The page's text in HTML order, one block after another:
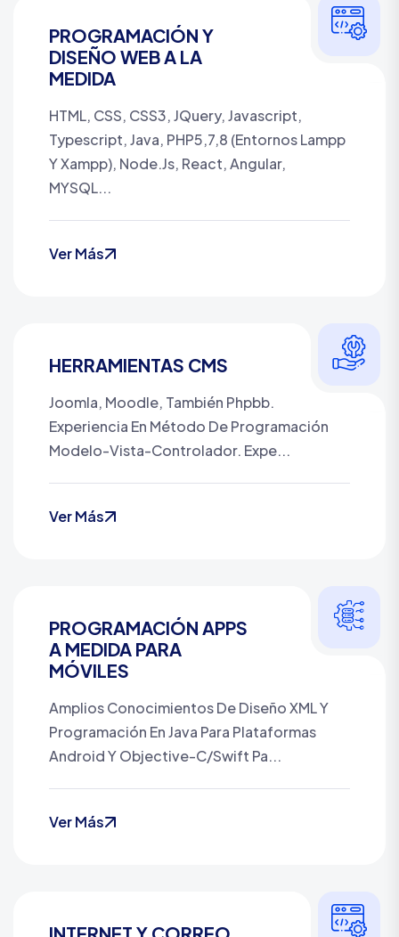
PROGRAMACIÓN Y
DISEÑO WEB A LA
MEDIDA
HTML, CSS, CSS3, JQuery, Javascript,
Typescript, Java, PHP5,7,8 (entornos Lampp
Y Xampp), Node.js, React, Angular,
MYSQL...
Ver Más
HERRAMIENTAS CMS
Joomla, Moodle, También Phpbb.
Experiencia En Método De Programación
Modelo-Vista-Controlador. Expe...
Ver Más
PROGRAMACIÓN APPS
A MEDIDA PARA
MÓVILES
Amplios Conocimientos De Diseño XML Y
Programación En Java Para Plataformas
Android Y Objective-C/Swift Pa...
Ver Más